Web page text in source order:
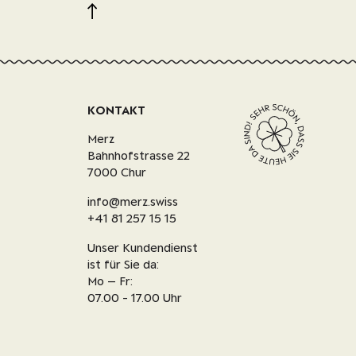
KONTAKT
Merz
Bahnhofstrasse 22
7000 Chur
info@merz.swiss
+41 81 257 15 15
Unser Kundendienst
ist für Sie da:
Mo – Fr:
07.00 - 17.00 Uhr